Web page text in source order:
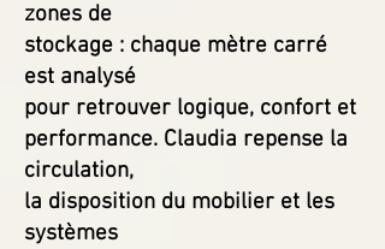
zones de
stockage : chaque mètre carré
est analysé
pour retrouver logique, confort et
performance. Claudia repense la
circulation,
la disposition du mobilier et les
systèmes